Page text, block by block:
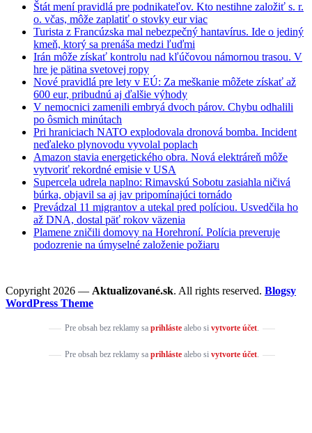
Štát mení pravidlá pre podnikateľov. Kto nestihne založiť s. r.
o. včas, môže zaplatiť o stovky eur viac
Turista z Francúzska mal nebezpečný hantavírus. Ide o jediný
kmeň, ktorý sa prenáša medzi ľuďmi
Irán môže získať kontrolu nad kľúčovou námornou trasou. V
hre je pätina svetovej ropy
Nové pravidlá pre lety v EÚ: Za meškanie môžete získať až
600 eur, pribudnú aj ďalšie výhody
V nemocnici zamenili embryá dvoch párov. Chybu odhalili
po ôsmich minútach
Pri hraniciach NATO explodovala dronová bomba. Incident
neďaleko plynovodu vyvolal poplach
Amazon stavia energetického obra. Nová elektráreň môže
vytvoriť rekordné emisie v USA
Supercela udrela naplno: Rimavskú Sobotu zasiahla ničivá
búrka, objavil sa aj jav pripomínajúci tornádo
Prevádzal 11 migrantov a utekal pred políciou. Usvedčila ho
až DNA, dostal päť rokov väzenia
Plamene zničili domovy na Horehroní. Polícia preveruje
podozrenie na úmyselné založenie požiaru
Copyright 2026 — Aktualizované.sk. All rights reserved. Blogsy
WordPress Theme
Pre obsah bez reklamy sa prihlástealebo si vytvorte účet.